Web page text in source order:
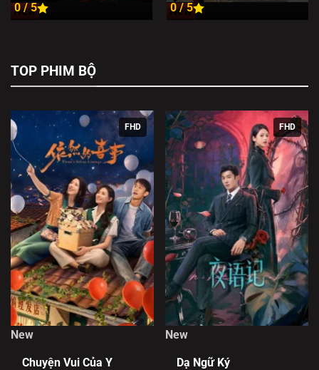
New
0 / 5 New
0 / 5
TOP PHIM BỘ
FHD
New
Chuyện Vui Của Y
FHD
New
Dạ Ngữ Ký